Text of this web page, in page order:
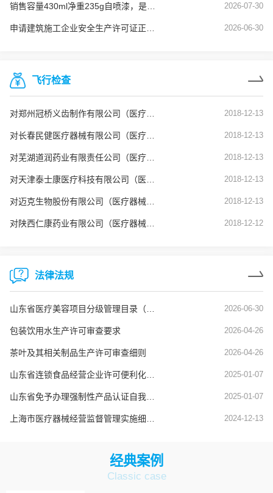
2026-07-30
2026-06-30
飞行检查
2018-12-13
2018-12-13
2018-12-13
2018-12-13
2018-12-13
2018-12-12
法律法规
2026-06-30
包装饮用水生产许可审查要求 2026-04-26
茶叶及其相关制品生产许可审查细则 2026-04-26
2025-01-07
2025-01-07
2024-12-13
经典案例
Classic case